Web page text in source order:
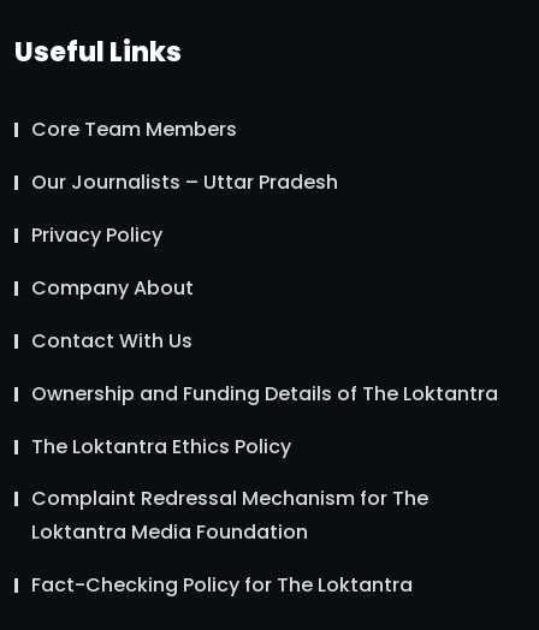
Useful Links
Core Team Members
Our Journalists – Uttar Pradesh
Privacy Policy
Company About
Contact With Us
Ownership and Funding Details of The Loktantra
The Loktantra Ethics Policy
Complaint Redressal Mechanism for The
Loktantra Media Foundation
Fact-Checking Policy for The Loktantra